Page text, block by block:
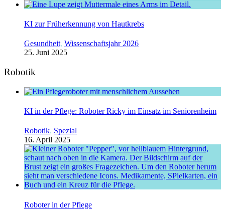
KI zur Früherkennung von Hautkrebs
Gesundheit, Wissenschaftsjahr 2026
25. Juni 2025
Robotik
KI in der Pflege: Roboter Ricky im Einsatz im Seniorenheim
Robotik, Spezial
16. April 2025
Roboter in der Pflege